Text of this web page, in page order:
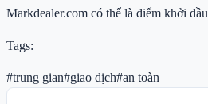
Markdealer.com có thể là điểm khởi
Tags:
#trung gian#giao dịch#an toàn